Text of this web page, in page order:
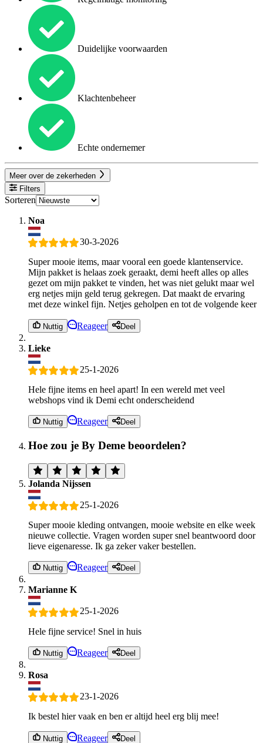
Duidelijke voorwaarden
Klachtenbeheer
Echte ondernemer
Meer over de zekerheden
Filters
Sorteren
Noa
30-3-2026
Super mooie items, maar vooral een goede klantenservice.
Mijn pakket is helaas zoek geraakt, demi heeft alles op alles
gezet om mijn pakket te vinden, het was niet gelukt maar wel
erg netjes mijn geld terug gekregen. Dat maakt de ervaring
met deze winkel fijn. Netjes geholpen en tot de volgende keer
Nuttig Reageer Deel
Lieke
25-1-2026
Hele fijne items en heel apart! In een wereld met veel
webshops vind ik Demi echt onderscheidend
Nuttig Reageer Deel
Hoe zou je By Deme beoordelen?
Jolanda Nijssen
25-1-2026
Super mooie kleding ontvangen, mooie website en elke week
nieuwe collectie. Vragen worden super snel beantwoord door
lieve eigenaresse. Ik ga zeker vaker bestellen.
Nuttig Reageer Deel
Marianne K
25-1-2026
Hele fijne service! Snel in huis
Nuttig Reageer Deel
Rosa
23-1-2026
Ik bestel hier vaak en ben er altijd heel erg blij mee!
Nuttig Reageer Deel